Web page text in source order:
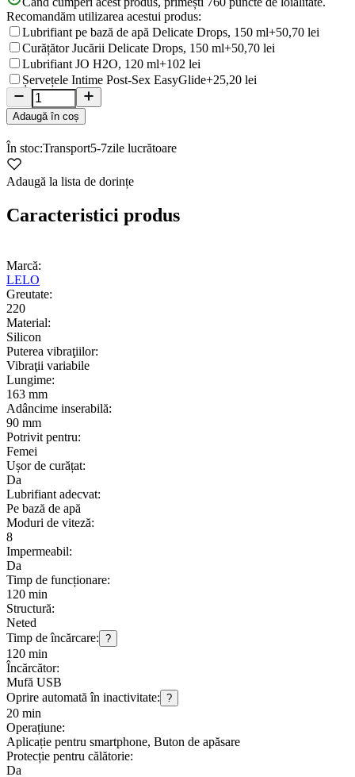
Recomandăm utilizarea acestui produs:
Lubrifiant pe bază de apă Delicate Drops, 150 ml+50,70 lei
Curățător Jucării Delicate Drops, 150 ml+50,70 lei
Lubrifiant JO H2O, 120 ml+102 lei
Șervețele Intime Post-Sex EasyGlide+25,20 lei
Adaugă în coș
În stoc:Transport5-7zile lucrătoare
Adaugă la lista de dorințe
Caracteristici produs
Marcă:
LELO
Greutate:
220
Material:
Silicon
Puterea vibraţiilor:
Vibraţii variabile
Lungime:
163 mm
Adâncime inserabilă:
90 mm
Potrivit pentru:
Femei
Ușor de curățat:
Da
Lubrifiant adecvat:
Pe bază de apă
Moduri de viteză:
8
Impermeabil:
Da
Timp de funcționare:
120 min
Structură:
Neted
Timp de încărcare: ?
120 min
Încărcător:
Mufă USB
Oprire automată în inactivitate: ?
20 min
Operațiune:
Aplicație pentru smartphone, Buton de apăsare
Protecție pentru călătorie:
Da